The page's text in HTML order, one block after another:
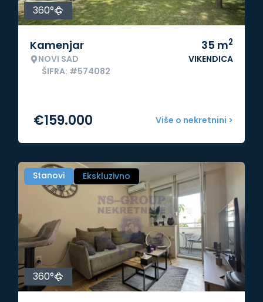
360°
Kamenjar
NOVI SAD
ŠIFRA: #574082
35 m2
VIKENDICA
Više o nekretnini >
€159.000
Stanovi Ekskluzivno
360°